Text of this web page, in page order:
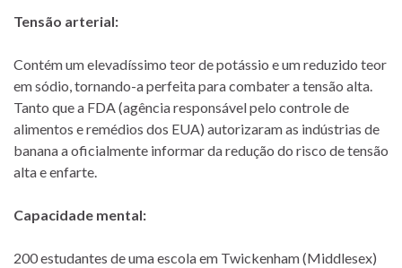
Tensão arterial:
Contém um elevadíssimo teor de potássio e um reduzido teor
em sódio, tornando-a perfeita para combater a tensão alta.
Tanto que a FDA (agência responsável pelo controle de
alimentos e remédios dos EUA) autorizaram as indústrias de
banana a oficialmente informar da redução do risco de tensão
alta e enfarte.
Capacidade mental:
200 estudantes de uma escola em Twickenham (Middlesex)